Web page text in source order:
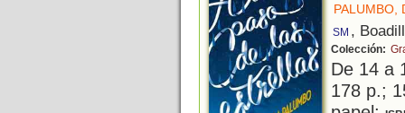
PALUMBO,
SM ,
Colección:
De 14 a
178 p.;